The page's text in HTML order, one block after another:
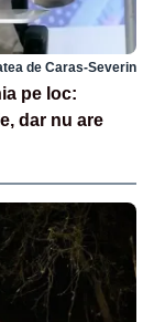
de Caras-Severin
pe loc:
dar nu are